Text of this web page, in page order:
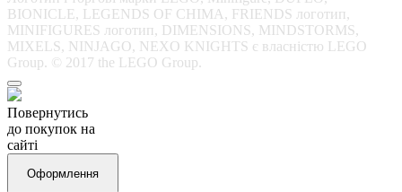
BIONICLE, LEGENDS OF CHIMA, FRIENDS логотип,
MINIFIGURES логотип, DIMENSIONS, MINDSTORMS,
MIXELS, NINJAGO, NEXO KNIGHTS є власністю LEGO
Group. © 2017 the LEGO Group.
Повернутись
до покупок на
сайті
Оформлення